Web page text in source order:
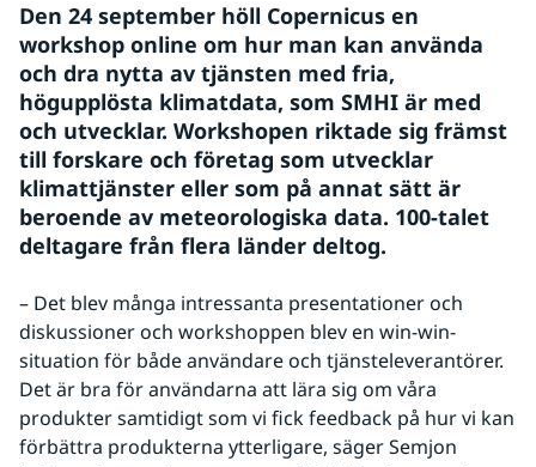
Den 24 september höll Copernicus en
workshop online om hur man kan använda
och dra nytta av tjänsten med fria,
högupplösta klimatdata, som SMHI är med
och utvecklar. Workshopen riktade sig främst
till forskare och företag som utvecklar
klimattjänster eller som på annat sätt är
beroende av meteorologiska data. 100-talet
deltagare från flera länder deltog.
– Det blev många intressanta presentationer och
diskussioner och workshoppen blev en win-win-
situation för både användare och tjänsteleverantörer.
Det är bra för användarna att lära sig om våra
produkter samtidigt som vi fick feedback på hur vi kan
förbättra produkterna ytterligare, säger Semjon